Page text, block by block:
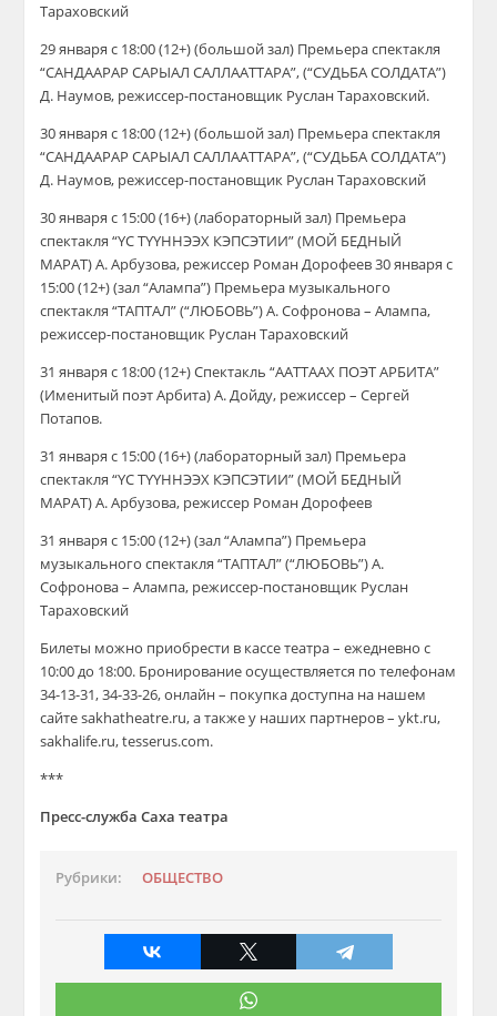
Тараховский
29 января с 18:00 (12+) (большой зал) Премьера спектакля
“САНДААРАР САРЫАЛ САЛЛААТТАРА”, (“СУДЬБА СОЛДАТА”)
Д. Наумов, режиссер-постановщик Руслан Тараховский.
30 января с 18:00 (12+) (большой зал) Премьера спектакля
“САНДААРАР САРЫАЛ САЛЛААТТАРА”, (“СУДЬБА СОЛДАТА”)
Д. Наумов, режиссер-постановщик Руслан Тараховский
30 января с 15:00 (16+) (лабораторный зал) Премьера
спектакля “ҮС ТҮҮННЭЭХ КЭПСЭТИИ” (МОЙ БЕДНЫЙ
МАРАТ) А. Арбузова, режиссер Роман Дорофеев 30 января с
15:00 (12+) (зал “Алампа”) Премьера музыкального
спектакля “ТАПТАЛ” (“ЛЮБОВЬ”) А. Софронова – Алампа,
режиссер-постановщик Руслан Тараховский
31 января с 18:00 (12+) Спектакль “ААТТААХ ПОЭТ АРБИТА”
(Именитый поэт Арбита) А. Дойду, режиссер – Сергей
Потапов.
31 января с 15:00 (16+) (лабораторный зал) Премьера
спектакля “ҮС ТҮҮННЭЭХ КЭПСЭТИИ” (МОЙ БЕДНЫЙ
МАРАТ) А. Арбузова, режиссер Роман Дорофеев
31 января с 15:00 (12+) (зал “Алампа”) Премьера
музыкального спектакля “ТАПТАЛ” (“ЛЮБОВЬ”) А.
Софронова – Алампа, режиссер-постановщик Руслан
Тараховский
Билеты можно приобрести в кассе театра – ежедневно с
10:00 до 18:00. Бронирование осуществляется по телефонам
34-13-31, 34-33-26, онлайн – покупка доступна на нашем
сайте sakhatheatre.ru, а также у наших партнеров – ykt.ru,
sakhalife.ru, tesserus.com.
***
Пресс-служба Саха театра
Рубрики: ОБЩЕСТВО